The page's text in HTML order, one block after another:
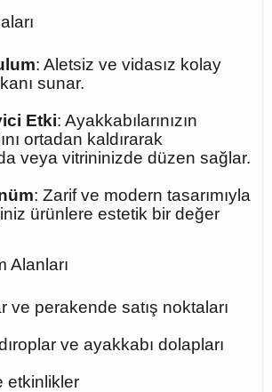
: Aletsiz ve vidasız kolay
sunar.
Etki: Ayakkabılarınızın
ortadan kaldırarak
veya vitrininizde düzen sağlar.
: Zarif ve modern tasarımıyla
ürünlere estetik bir değer
Alanları
ve perakende satış noktaları
ve ayakkabı dolapları
etkinlikler